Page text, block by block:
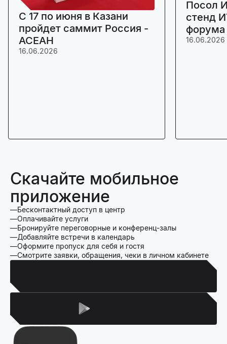
C 17 по июня в Казани
пройдет саммит Россия -
АСЕАН
16.06.2026
Посол
стенд
16.06.2026
Скачайте мобильное
приложение
Бесконтактный доступ в центр
Оплачивайте услуги
Бронируйте переговорные и конференц-залы
Добавляйте встречи в календарь
Оформите пропуск для себя и гостя
Смотрите заявки, обращения, чеки в личном кабинете